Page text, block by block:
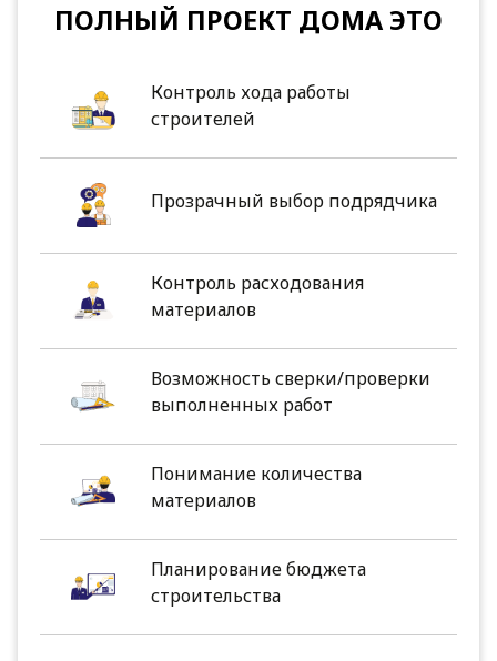
ПОЛНЫЙ ПРОЕКТ ДОМА ЭТО
Контроль хода работы
строителей
Прозрачный выбор подрядчика
Контроль расходования
материалов
Возможность сверки/проверки
выполненных работ
Понимание количества
материалов
Планирование бюджета
строительства